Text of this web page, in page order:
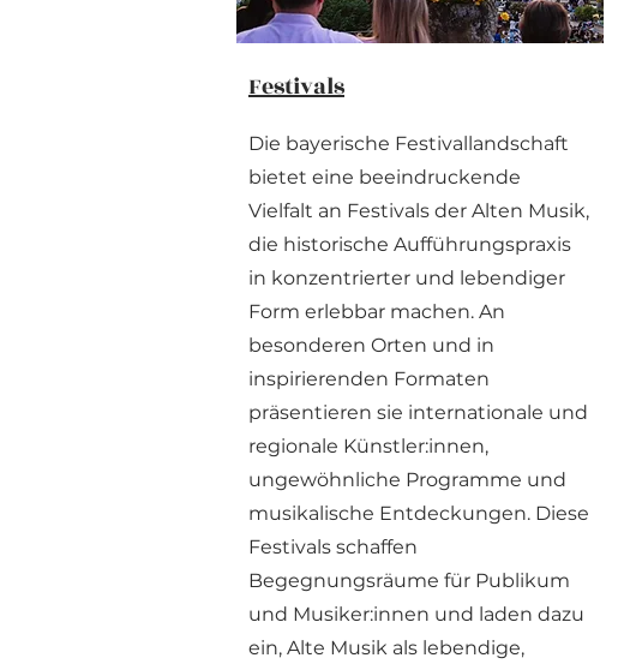
Festivals
Die bayerische Festivallandschaft
bietet eine beeindruckende
Vielfalt an Festivals der Alten Musik,
die historische Aufführungspraxis
in konzentrierter und lebendiger
Form erlebbar machen. An
besonderen Orten und in
inspirierenden Formaten
präsentieren sie internationale und
regionale Künstler:innen,
ungewöhnliche Programme und
musikalische Entdeckungen. Diese
Festivals schaffen
Begegnungsräume für Publikum
und Musiker:innen und laden dazu
ein, Alte Musik als lebendige,